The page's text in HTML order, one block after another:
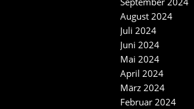
August 2024
Juli 2024
Juni 2024
Mai 2024
April 2024
März 2024
Februar 2024